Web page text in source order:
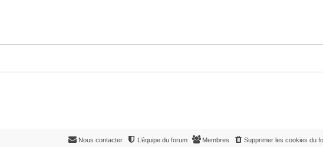
Supprimer les cookies du
Membres
L’équipe du forum
Nous contacter